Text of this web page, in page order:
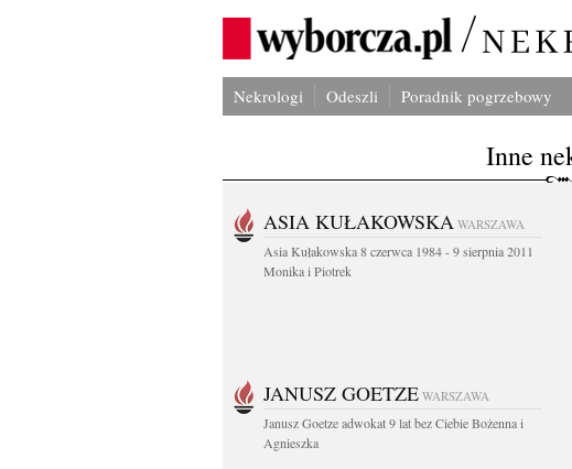
Nekrologi Odeszli Poradnik pogrzebowy
Inne
ASIA KUŁAKOWSKA WARSZAWA
Asia Kułakowska 8 czerwca 1984 - 9 sierpnia 2011
Monika i Piotrek
JANUSZ GOETZE WARSZAWA
Janusz Goetze adwokat 9 lat bez Ciebie Bożenna i
Agnieszka